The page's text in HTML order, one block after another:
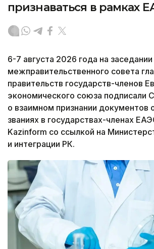
признаваться в рамках
6-7 августа 2026 года на
межправительственного совета
правительств государств-членов
экономического союза подписали
о взаимном признании документов
званиях в государствах-членах
Kazinform со ссылкой на
и интеграции РК.